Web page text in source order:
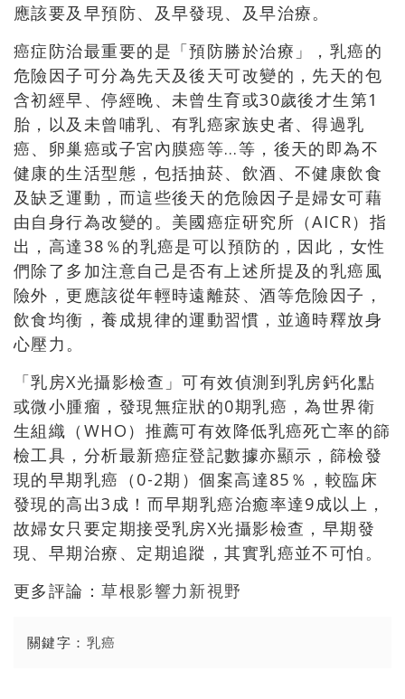
應該要及早預防、及早發現、及早治療。
癌症防治最重要的是「預防勝於治療」，乳癌的
危險因子可分為先天及後天可改變的，先天的包
含初經早、停經晚、未曾生育或30歲後才生第1
胎，以及未曾哺乳、有乳癌家族史者、得過乳
癌、卵巢癌或子宮內膜癌等…等，後天的即為不
健康的生活型態，包括抽菸、飲酒、不健康飲食
及缺乏運動，而這些後天的危險因子是婦女可藉
由自身行為改變的。美國癌症研究所（AICR）指
出，高達38％的乳癌是可以預防的，因此，女性
們除了多加注意自己是否有上述所提及的乳癌風
險外，更應該從年輕時遠離菸、酒等危險因子，
飲食均衡，養成規律的運動習慣，並適時釋放身
心壓力。
「乳房X光攝影檢查」可有效偵測到乳房鈣化點
或微小腫瘤，發現無症狀的0期乳癌，為世界衛
生組織（WHO）推薦可有效降低乳癌死亡率的篩
檢工具，分析最新癌症登記數據亦顯示，篩檢發
現的早期乳癌（0-2期）個案高達85％，較臨床
發現的高出3成！而早期乳癌治癒率達9成以上，
故婦女只要定期接受乳房X光攝影檢查，早期發
現、早期治療、定期追蹤，其實乳癌並不可怕。
更多評論：草根影響力新視野
關鍵字： 乳癌